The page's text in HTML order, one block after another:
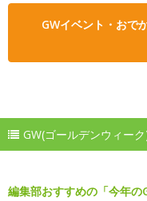
GWイベント・おで
GW(ゴールデンウィー
編集部おすすめの「今年の